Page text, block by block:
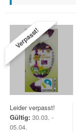
Verpasst!
Leider verpasst!
Gültig: 30.03. -
05.04.